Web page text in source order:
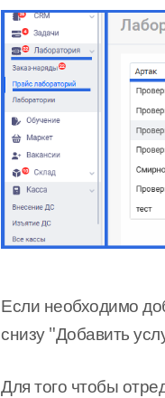
Если необходимо
снизу "Добавить
Для того чтобы